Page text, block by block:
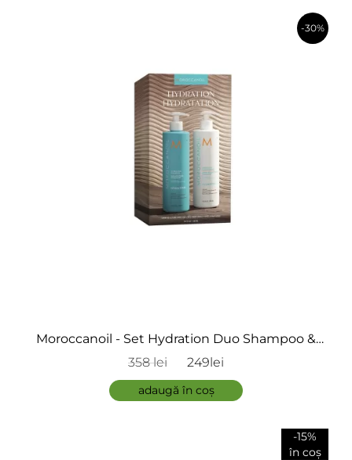
-30%
Moroccanoil - Set Hydration Duo Shampoo &
Conditioner 2x500ml
358 lei 249lei
adaugă în coș
-15%
în coș